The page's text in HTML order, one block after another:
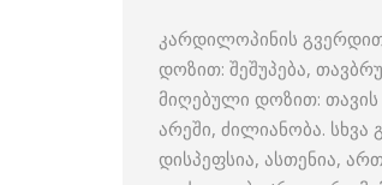
კარდილოპინის
დოზით: შეშუპება,
მიღებული დოზით:
არეში, ძილიანობა.
დისპეფსია, ასთენია,